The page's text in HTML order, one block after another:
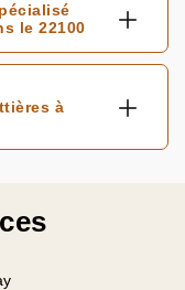
le 22100
à